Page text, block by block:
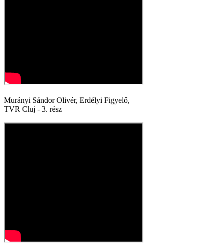
Murányi Sándor Olivér, Erdélyi Figyelő,
TVR Cluj - 3. rész